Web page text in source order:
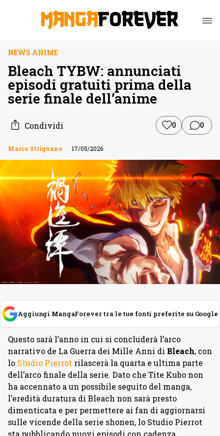
NEWS ANIME
Bleach TYBW: annunciati
episodi gratuiti prima della
serie finale dell’anime
Condividi 0 0
Marco Strignano 17/05/2026
Aggiungi MangaForever tra le tue fonti preferite su Google
Questo sarà l’anno in cui si concluderà l’arco
narrativo de La Guerra dei Mille Anni di Bleach, con
lo Studio Pierrot rilascerà la quarta e ultima parte
dell’arco finale della serie. Dato che Tite Kubo non
ha accennato a un possibile seguito del manga,
l’eredità duratura di Bleach non sarà presto
dimenticata e per permettere ai fan di aggiornarsi
sulle vicende della serie shonen, lo Studio Pierrot
sta pubblicando nuovi episodi con cadenza